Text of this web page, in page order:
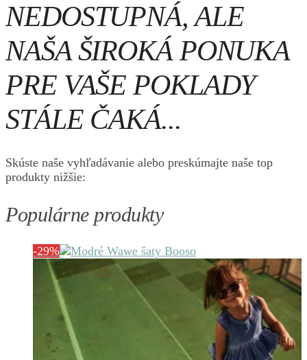
NEDOSTUPNÁ, ALE
NAŠA ŠIROKÁ PONUKA
PRE VAŠE POKLADY
STÁLE ČAKÁ...
Skúste naše vyhľadávanie alebo preskúmajte naše top
produkty nižšie:
Populárne produkty
-29%